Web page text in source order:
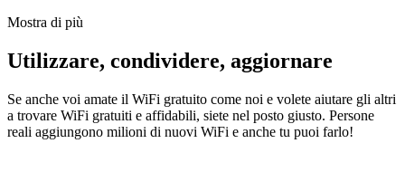
Mostra di più
Utilizzare, condividere, aggiornare
Se anche voi amate il WiFi gratuito come noi e volete aiutare gli altri
a trovare WiFi gratuiti e affidabili, siete nel posto giusto. Persone
reali aggiungono milioni di nuovi WiFi e anche tu puoi farlo!